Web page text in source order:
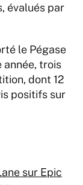
évalués par
le Pégase
année, trois
dont 12
positifs sur
sur Epic